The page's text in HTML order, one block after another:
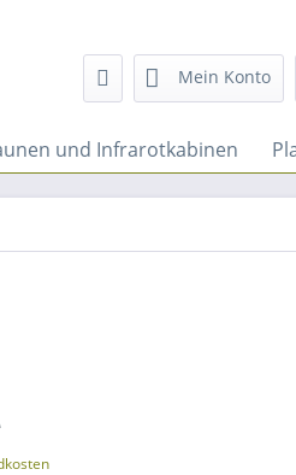
Mein Konto
und Infrarotkabinen